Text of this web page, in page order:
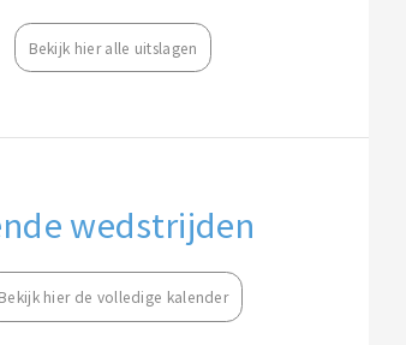
Bekijk hier alle uitslagen
wedstrijden
Bekijk hier de volledige kalender